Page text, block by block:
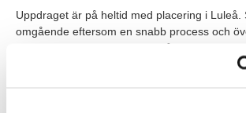
Uppdraget är på heltid med placering i Luleå.
omgående eftersom en snabb process och
Uppdraget löper i minst sex månader och kan
arbetar i en produktionsnära teknisk miljö där